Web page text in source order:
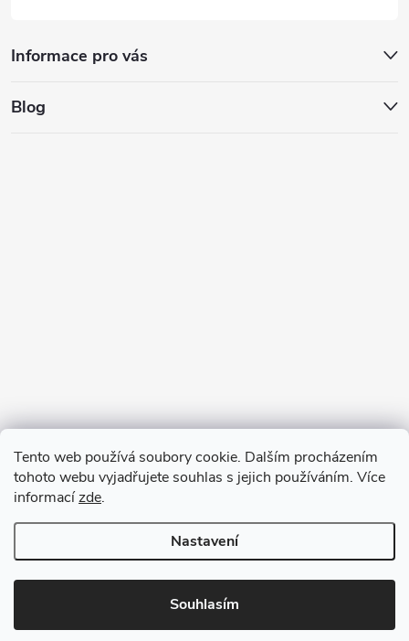
Tento web používá soubory cookie. Dalším procházením
tohoto webu vyjadřujete souhlas s jejich používáním. Více
informacízde.
Nastavení
Souhlasím
Informace pro vás
Blog
Copyright 2026VV DESIGN. Všechna práva vyhrazena.Upravit
nastavení cookies